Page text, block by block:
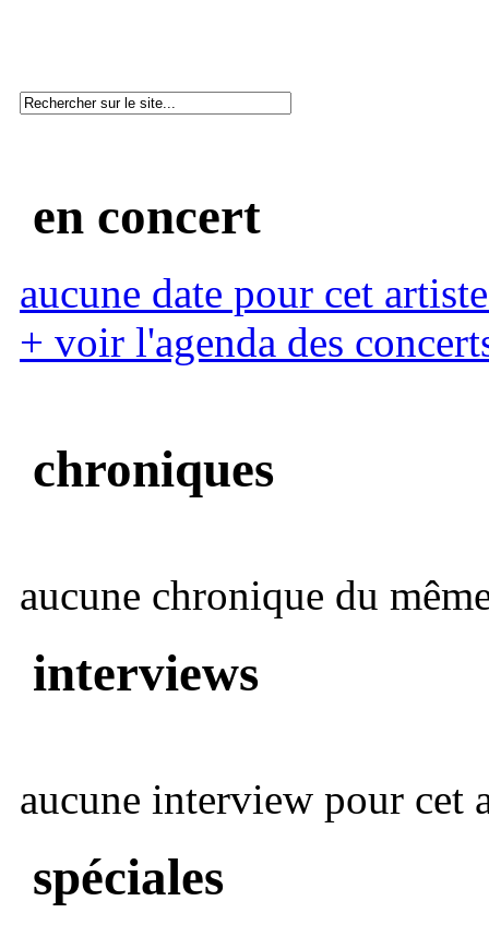
en concert
aucune date pour cet
+ voir l'agenda des
chroniques
aucune chronique du
interviews
aucune interview pour cet
spéciales